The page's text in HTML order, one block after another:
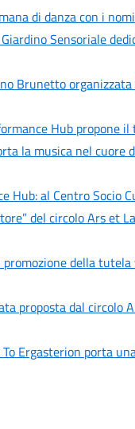
di danza con i
Sensoriale
Brunetto organizzata
Hub propone
la musica nel
Hub: al Centro Socio
del circolo Ars et
della
proposta dal circolo
Ergasterion porta